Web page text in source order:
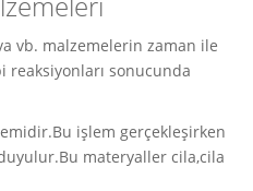
vb. malzemelerin zaman ile
reaksiyonları sonucunda
işlem gerçekleşirken
materyaller cila,cila